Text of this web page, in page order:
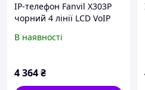
IP-телефон Fanvil X303P
чорний 4 лінії LCD VoIP
В наявності
4 364₴